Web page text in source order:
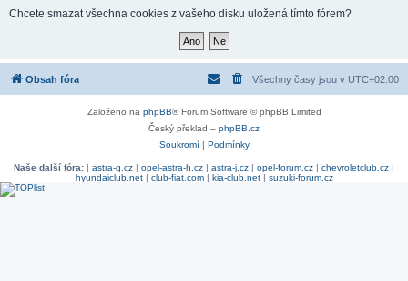
Chcete smazat všechna cookies z vašeho disku uložená tímto fórem?
Obsah fóra Všechny časy jsou v UTC+02:00
Založeno na phpBB® Forum Software © phpBB Limited
Český překlad – phpBB.cz
Soukromí| Podmínky
Naše další fóra: | astra-g.cz | opel-astra-h.cz | astra-j.cz | opel-forum.cz | chevroletclub.cz |
hyundaiclub.net| club-fiat.com| kia-club.net| suzuki-forum.cz